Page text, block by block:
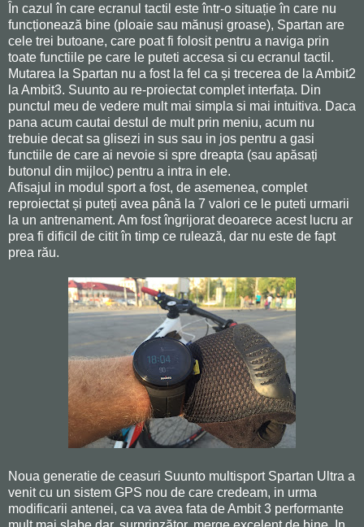
În cazul în care ecranul tactil este într-o situație în care nu
funcționează bine (ploaie sau mănuși groase), Spartan are
cele trei butoane, care poat fi folosit pentru a naviga prin
toate functiile pe care le puteti accesa si cu ecranul tactil.
Mutarea la Spartan nu a fost la fel ca și trecerea de la Ambit2
la Ambit3. Suunto au re-proiectat complet interfața. Din
punctul meu de vedere mult mai simpla si mai intuitiva. Daca
pana acum cautai destul de mult prin meniu, acum nu
trebuie decat sa glisezi in sus sau in jos pentru a gasi
functiile de care ai nevoie si spre dreapta (sau apăsați
butonul din mijloc) pentru a intra in ele.
Afisajul in modul sport a fost, de asemenea, complet
reproiectat și puteți avea până la 7 valori ce le puteti urmarii
la un antrenament. Am fost îngrijorat deoarece acest lucru ar
prea fi dificil de citit în timp ce rulează, dar nu este de fapt
prea rău.
Noua generatie de ceasuri Suunto multisport Spartan Ultra a
venit cu un sistem GPS nou de care credeam, in urma
modificarii antenei, ca va avea fata de Ambit 3 performante